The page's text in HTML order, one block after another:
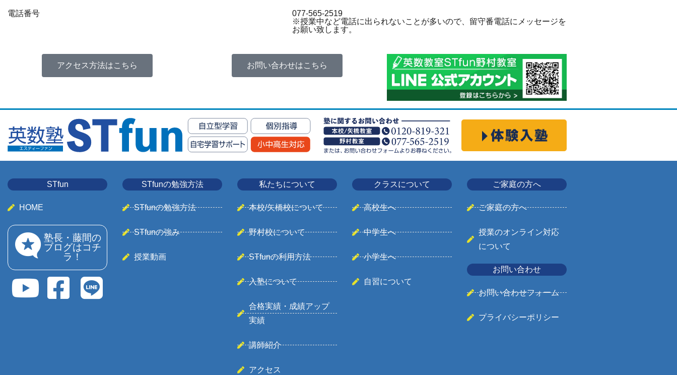
電話番号
077-565-2519
※授業中など電話に出られないことが多いので、留守番電話にメッセージを
お願い致します。
アクセス方法はこちら お問い合わせはこちら
STfun
HOME
塾長・藤間の
ブログはコチ
ラ！
STfunの勉強方法
STfunの勉強方法
STfunの強み
授業動画
私たちについて
本校/矢橋校について
野村校について
STfunの利用方法
入塾について
合格実績・成績アップ
実績
講師紹介
アクセス
クラスについて
高校生へ
中学生へ
小学生へ
自習について
ご家庭の方へ
ご家庭の方へ
授業のオンライン対応
について
お問い合わせ
お問い合わせフォーム
プライバシーポリシー